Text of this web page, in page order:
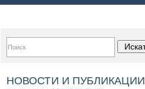
НОВОСТИ И ПУБЛИКАЦИИ